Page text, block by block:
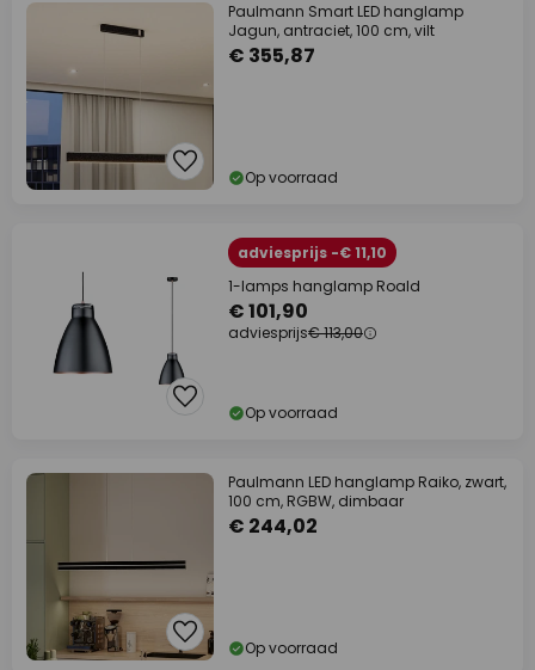
Paulmann Smart LED hanglamp
Jagun, antraciet, 100 cm, vilt
€ 355,87
Op voorraad
adviesprijs -€ 11,10
1-lamps hanglamp Roald
€ 101,90
adviesprijs€ 113,00
Op voorraad
Paulmann LED hanglamp Raiko, zwart,
100 cm, RGBW, dimbaar
€ 244,02
Op voorraad